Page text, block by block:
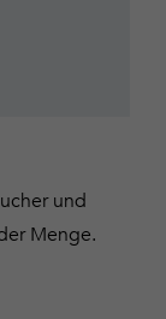
und
Menge.